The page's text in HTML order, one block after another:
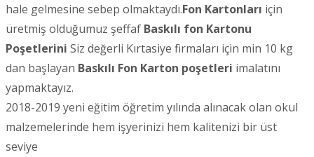
hale gelmesine sebep olmaktaydı.Fon Kartonları için
üretmiş olduğumuz şeffaf Baskılı fon Kartonu
Poşetlerini Siz değerli Kırtasiye firmaları için min 10 kg
dan başlayan Baskılı Fon Karton poşetleri imalatını
yapmaktayız.
2018-2019 yeni eğitim öğretim yılında alınacak olan okul
malzemelerinde hem işyerinizi hem kalitenizi bir üst
seviye